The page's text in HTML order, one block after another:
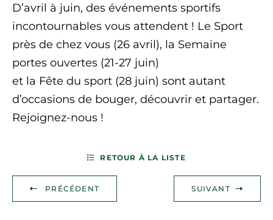
D’avril à juin, des événements sportifs
incontournables vous attendent ! Le Sport
près de chez vous (26 avril), la Semaine
portes ouvertes (21-27 juin)
et la Fête du sport (28 juin) sont autant
d’occasions de bouger, découvrir et partager.
Rejoignez-nous !
PRÉCÉDENT
RETOUR À LA LISTE
SUIVANT